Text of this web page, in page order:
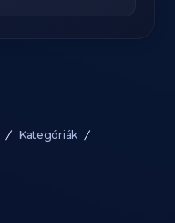
Kategóriák